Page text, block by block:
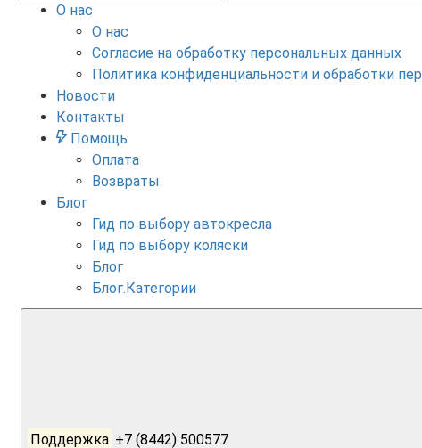
О нас
О нас
Согласие на обработку персональных данных
Политика конфиденциальности и обработки
Новости
Контакты
Помощь
Оплата
Возвраты
Блог
Гид по выбору автокресла
Гид по выбору коляски
Блог
Блог.Категории
Поддержка +7 (8442) 500577